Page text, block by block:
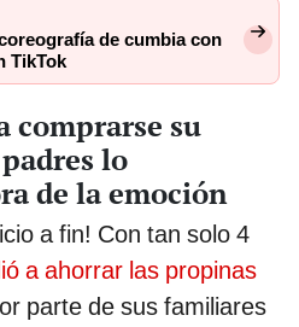
de cumbia con
TikTok
comprarse su
lo
de la emoción
a fin! Con tan solo 4
a ahorrar las propinas
parte de sus familiares